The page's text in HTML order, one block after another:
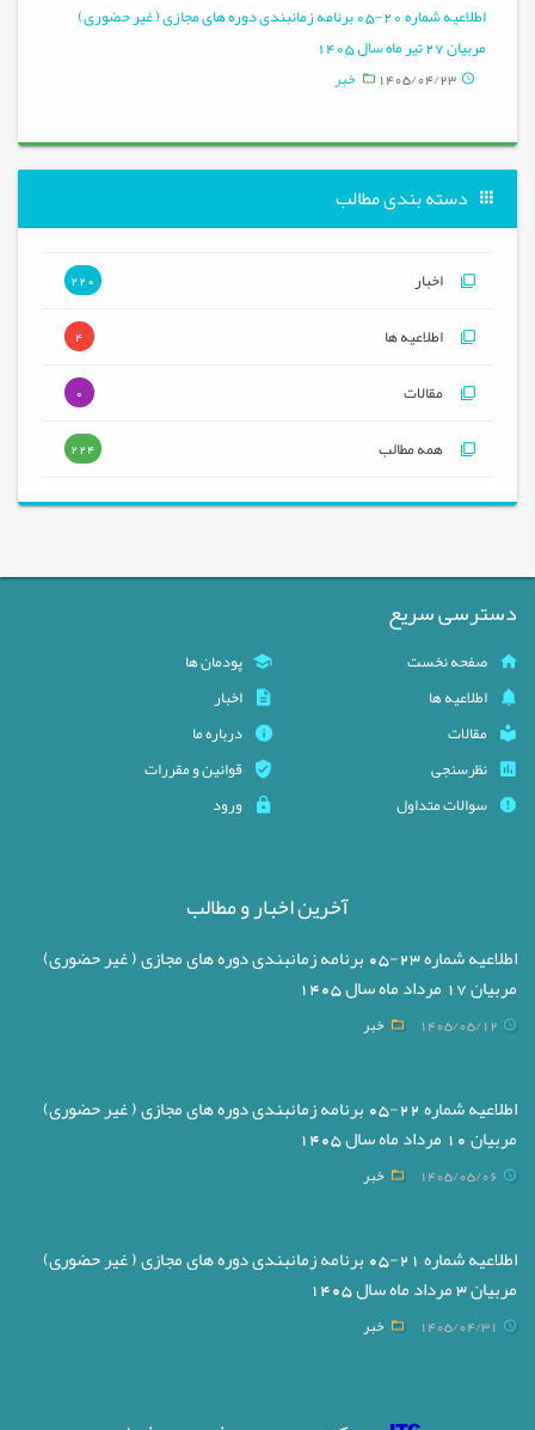
اطلاعیه شماره 20-05 برنامه زمانبندی دوره های مجازی ( غیر حضوری)
مربیان 27 تیر ماه سال 1405
1405/04/23 خبر
دسته بندی مطالب
اخبار 220
اطلاعیه ها 4
مقالات 0
همه مطالب 224
دسترسی سریع
صفحه نخست
پودمان ها
اطلاعیه ها
اخبار
مقالات
درباره ما
نظرسنجی
قوانین و مقررات
سوالات متداول
ورود
آخرین اخبار و مطالب
اطلاعیه شماره 23-05 برنامه زمانبندی دوره های مجازی ( غیر حضوری)
مربیان 17 مرداد ماه سال 1405
1405/05/12 خبر
اطلاعیه شماره 22-05 برنامه زمانبندی دوره های مجازی ( غیر حضوری)
مربیان 10 مرداد ماه سال 1405
1405/05/06 خبر
اطلاعیه شماره 21-05 برنامه زمانبندی دوره های مجازی ( غیر حضوری)
مربیان 3 مرداد ماه سال 1405
1405/04/31 خبر